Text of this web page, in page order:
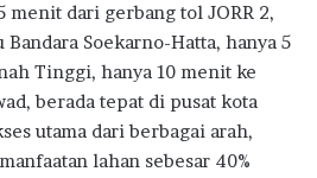
menit dari gerbang tol JORR 2,
Soekarno-Hatta, hanya 5
Tinggi, hanya 10 menit ke
berada tepat di pusat kota
utama dari berbagai arah,
lahan sebesar 40%